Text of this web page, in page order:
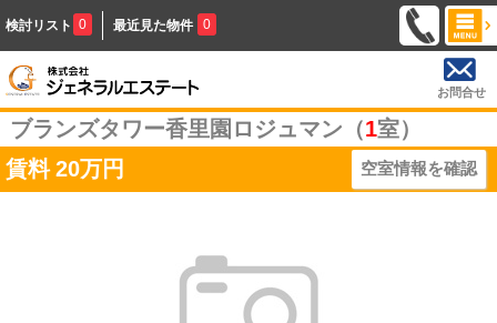
検討リスト 0 最近見た物件 0
お問合せ
ブランズタワー香里園ロジュマン（1室）
賃料 20万円 空室情報を確認